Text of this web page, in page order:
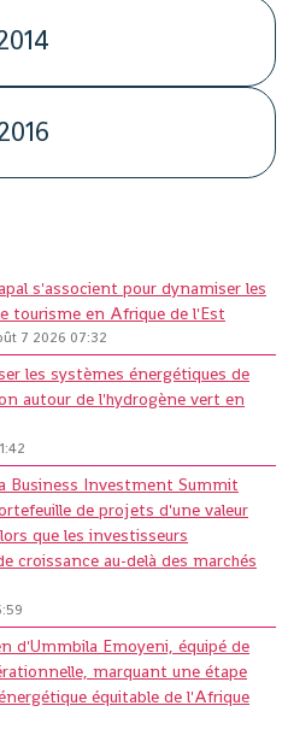
s'associent pour dynamiser les
tourisme en Afrique de l'Est
7 2026 07:32
les systèmes énergétiques de
autour de l'hydrogène vert en
Business Investment Summit
de projets d'une valeur
que les investisseurs
croissance au-delà des marchés
d'Ummbila Emoyeni, équipé de
marquant une étape
équitable de l'Afrique